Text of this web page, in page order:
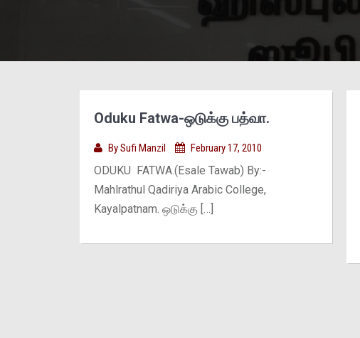
Oduku Fatwa-ஒடுக்கு பத்வா.
BySufi Manzil February 17, 2010
ODUKU FATWA.(Esale Tawab) By:-
Mahlrathul Qadiriya Arabic College,
Kayalpatnam. ஒடுக்கு […]